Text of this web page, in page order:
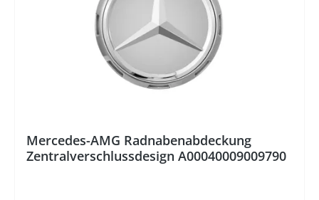
Mercedes-AMG Radnabenabdeckung
Zentralverschlussdesign A00040009009790